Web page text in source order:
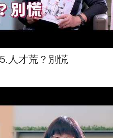
人才荒？別慌